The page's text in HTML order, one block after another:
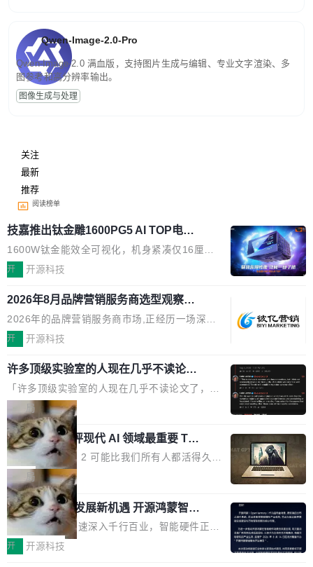
Qwen-Image-2.0-Pro
Qwen-Image-2.0 满血版，支持图片生成与编辑、专业文字渲染、多
图参考和高分辨率输出。
图像生成与处理
关注
最新
推荐
阅读榜单
技嘉推出钛金雕1600PG5 AI TOP电
源：为发烧级主机与本地AI算力打造旗
舰供电方案
1600W钛金能效全可视化，机身紧凑仅16厘米
继2026台北电脑展首度亮相后，技嘉科技近日正
电源专为发烧级DIY主机与本地AI算力平台打
造，整机长度仅16厘米，提供1600W额定功率
与80PLUS钛金能效；支持ATX 3.1与PCIe 5.1
实时LCD监控屏，可充分满足当下高阶PC主机
的严苛使用需求。 澎湃功率，紧凑机身 钛金雕1
600PG5 AI TOP具备强悍输出功率，同时实现
机身尺寸大幅精简。整机长度仅16厘米，属于同
功率段机身尺寸十分紧凑的1600W电源产品。小
巧机身有效提升市面主流标准A...
开 开源科技
2026年8月品牌营销服务商选型观察：
从流量思维到品牌资产思维的范式转移
2026年的品牌营销服务商市场,正经历一场深刻
的价值重构。全球全案品牌代理机构市场从2025
复合增长率达5.44%,预计2032年将突破120亿美
元。数字广告与公共关系相关服务市场更是从20
25年的8463亿美元扩张至2026年的8763亿美
元。数字的背后是一个清晰的事实——品牌对专
业化营销服务的需求从未如此迫切。 但市场扩容
的同时,服务商的竞争逻辑正在改变。2026年Top
Agency年度合辑的观察指出,“产品”这个离消费
者最近的载体,在整个品牌营销层面的权重显著变
高了。全域营销服务商的竞争正在从规模转向深
度,案例厚度、全域覆盖、多线协同...
开 开源科技
许多顶级实验室的人现在几乎不读论文
了
「许多顶级实验室的人现在几乎不读论文了，而
且他们认为 ICLR/ICML/NeurIPS 充斥着大量过
度宣传和欺诈。」 OpenAI 研究员 Keller Jorda
n 这条推文引发了广泛讨论。他不是在说风凉
话，他是说出了一个圈内人尽皆知但很少公开捅
破的事实。 Jordan 随后补充了一句软化声明：
「我不认为这些会议上大部分论文都在过度宣传
或造假。问题是，作为读者，如果你筛选出那些
看起来最令人兴奋的论文，那它们大部分都是过
度宣传的。」 这才是真正的痛点。不是所有论文
都有问题，是最吸引眼球的那批论文最有问题。
局
xAI 前工程师评现代 AI 领域最重要 Top
3 开源项目
Flash Attention 2 可能比我们所有人都活得久。
这句话不是来自某个技术博客，而是出自 Hieu
Pham 的一条推文。Hieu Pham 是谁？他是 xAI
的早期工程师之一，在 Grok 训练基础设施团队
工作过。近日他在 X 上发了一条帖子，列出了他
认为现代 AI 领域最重要的三个开源项目。 第一
局
共商智能硬件发展新机遇 开源鸿蒙智能
硬件开发者日杭州站即将举行
随着万物智联加速深入千行百业，智能硬件正从
单点设备迈向智能化、网联化、协同化发展。作
开 开源科技